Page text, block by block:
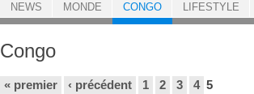
ACCUEIL
Congo
« premier ‹ précédent 1 2 3 4 5
NEWS MONDE CONGO LIFESTYLE